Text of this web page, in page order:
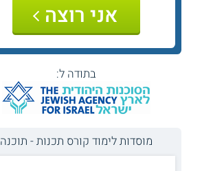
אני רוצה
בתודה ל:
מוסדות לימוד קורס תכנות - תוכנה